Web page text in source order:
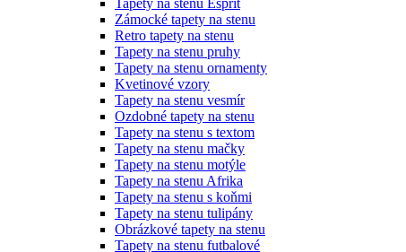
Zámocké tapety na stenu
Retro tapety na stenu
Tapety na stenu pruhy
Tapety na stenu ornamenty
Kvetinové vzory
Tapety na stenu vesmír
Ozdobné tapety na stenu
Tapety na stenu s textom
Tapety na stenu mačky
Tapety na stenu motýle
Tapety na stenu Afrika
Tapety na stenu s koňmi
Tapety na stenu tulipány
Obrázkové tapety na stenu
Tapety na stenu futbalové